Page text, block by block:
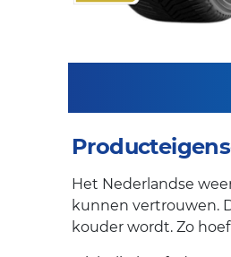
Het Nederlandse
kunnen vertrouwen.
kouder wordt. Zo